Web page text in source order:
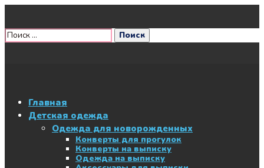
Главная
Детская одежда
Одежда для новорожденных
Конверты для прогулок
Конверты на выписку
Одежда на выписку